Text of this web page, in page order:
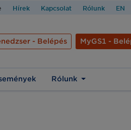
Hírek Kapcsolat Rólunk EN
- Belépés MyGS1 -
Rólunk